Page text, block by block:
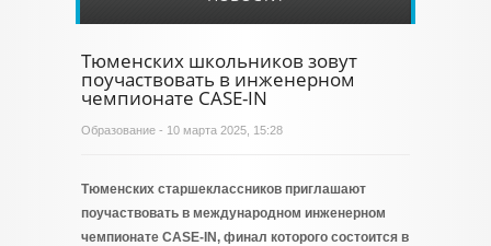
Тюменских школьников зовут
поучаствовать в инженерном
чемпионате CASE-IN
Образование - 10 марта 2025, 15:28
Тюменских старшеклассников приглашают
поучаствовать в международном инженерном
чемпионате CASE-IN, финал которого состоится в